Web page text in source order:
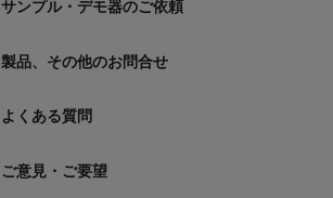
サンプル・デモ器のご依頼
製品、その他のお問合せ
よくある質問
ご意見・ご要望